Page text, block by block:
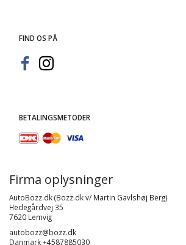
FIND OS PÅ
BETALINGSMETODER
Firma oplysninger
AutoBozz.dk (Bozz.dk v/ Martin Gavlshøj Berg)
Hedegårdvej 35
7620 Lemvig
autobozz@bozz.dk
Danmark +4587885030